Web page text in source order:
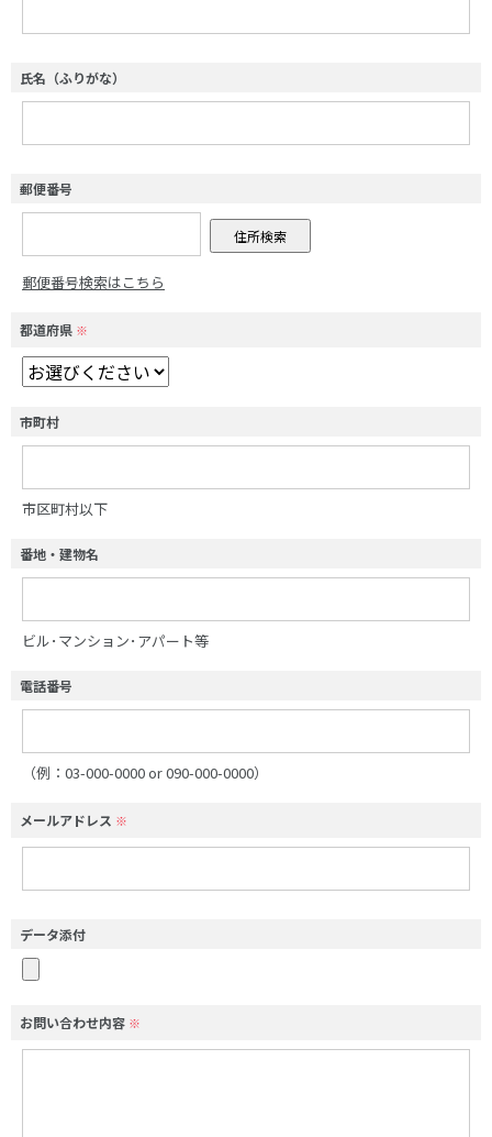
氏名（ふりがな）
郵便番号
郵便番号検索はこちら
都道府県 ※
市町村
市区町村以下
番地・建物名
ビル･マンション･アパート等
電話番号
（例：03-000-0000 or 090-000-0000）
メールアドレス ※
データ添付
お問い合わせ内容 ※